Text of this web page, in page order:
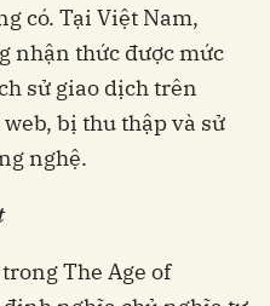
có. Tại Việt Nam,
nhận thức được mức
sử giao dịch trên
bị thu thập và sử
nghệ.
The Age of